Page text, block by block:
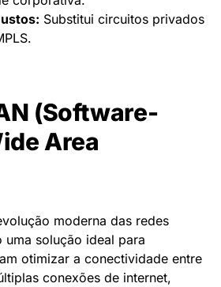
Substitui circuitos privados
(Software-
Area
moderna das redes
solução ideal para
otimizar a conectividade entre
conexões de internet,